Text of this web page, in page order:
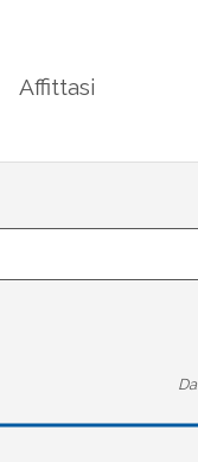
Affittasi
Da